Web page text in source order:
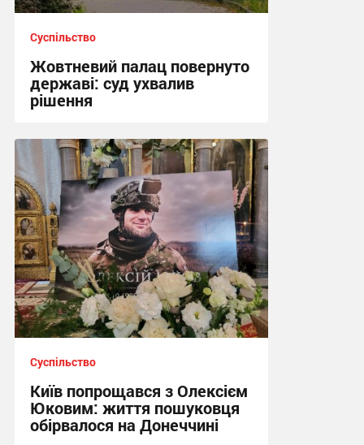
Суспільство
Жовтневий палац повернуто
державі: суд ухвалив
рішення
22:38 вчора
Суспільство
Київ попрощався з Олексієм
Юковим: життя пошуковця
обірвалося на Донеччині